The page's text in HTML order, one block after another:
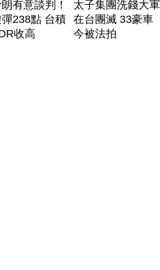
有意談判！
238點 台積
收高
太子集團洗錢大軍
在台團滅 33豪車
今被法拍